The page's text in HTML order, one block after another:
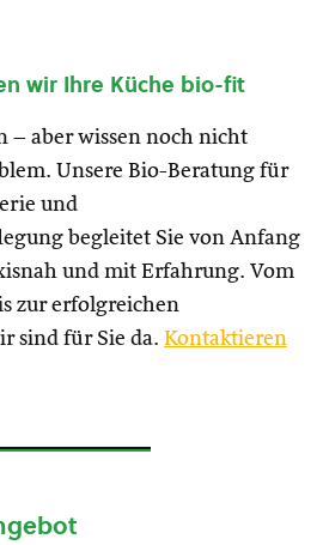
wir Ihre Küche bio-fit
– aber wissen noch nicht
Unsere Bio-Beratung für
und
begleitet Sie von Anfang
und mit Erfahrung. Vom
zur erfolgreichen
sind für Sie da. Kontaktieren